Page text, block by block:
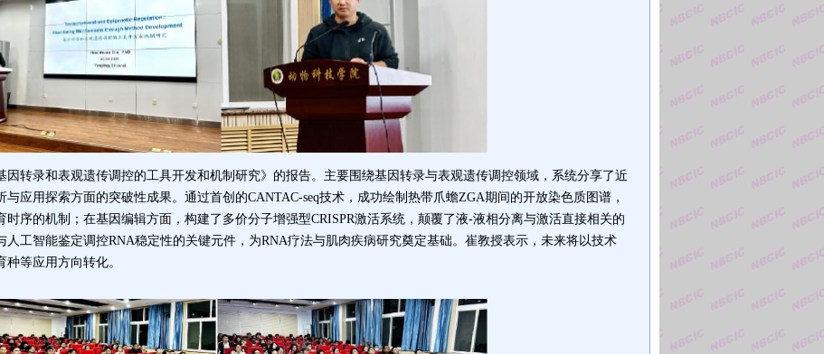
转录和表观遗传调控的工具开发和机制研究》的报告。 主要围绕基因转录与表观遗传调控领域，系统分享了近
应用探索方面的突破性成果。 通过首创 的CANTAC-seq技术，成功绘制热带爪蟾ZGA期间的开放染色质图谱，
时序的机制；在基因编辑方面，构建了多价分子增强型CRISPR激活系统，颠覆了液-液相分离与激活直接相关的
人工智能鉴定调控RNA稳定性的关键元件，为RNA疗法与肌肉疾病研究奠定基础。崔教授表示，未来将以技术
种等应用方向转化。